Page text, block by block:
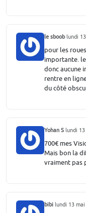
le sbooblundi
pour les
importante.
donc aucune
rentre en
du côté
Yohan S lundi
700€ mes
Mais bon la
vraiment pas
bibi lundi 13